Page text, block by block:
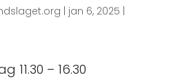
jan 6, 2025
11.30 – 16.30